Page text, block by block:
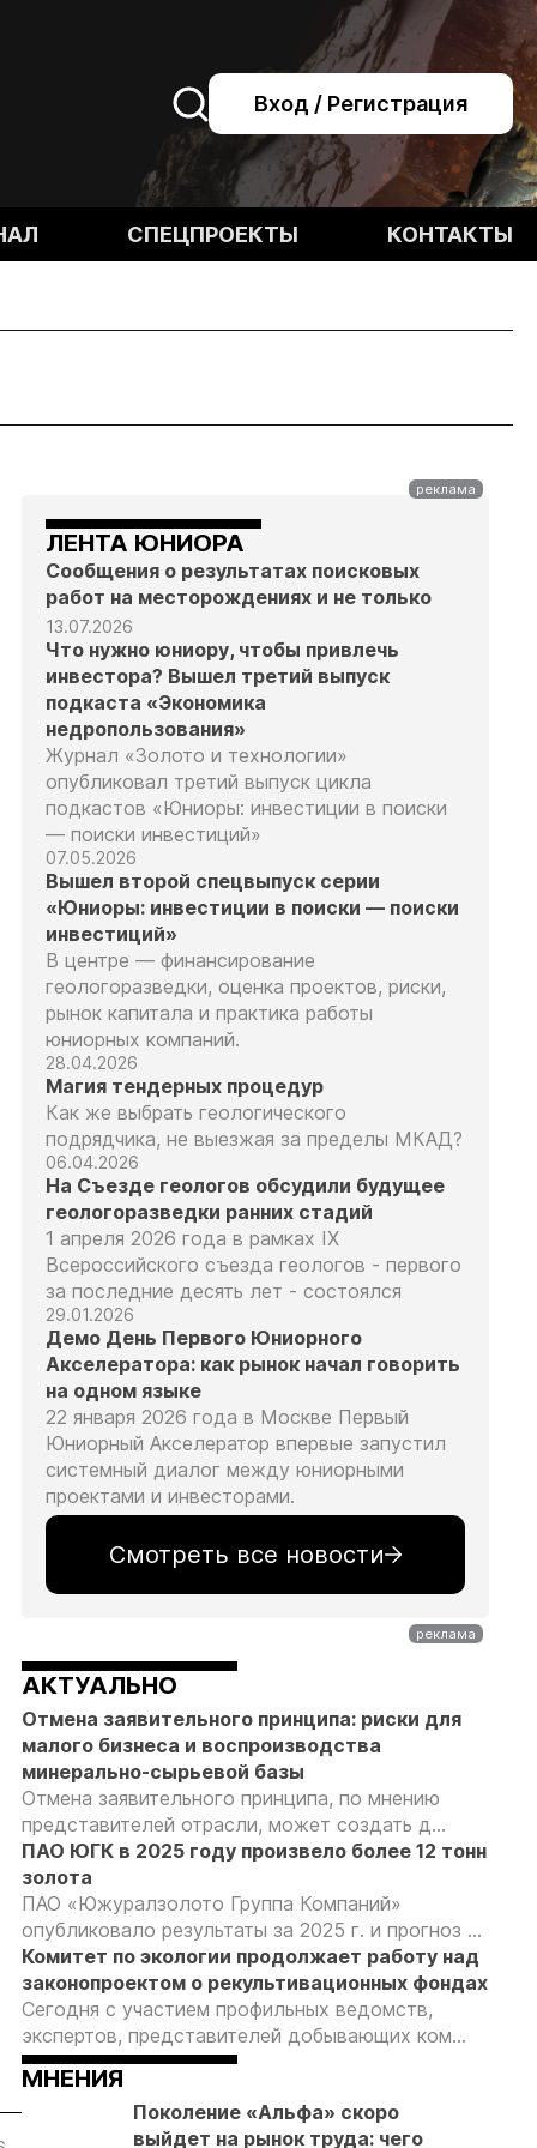
Вход / Регистрация
СПЕЦПРОЕКТЫ КОНТАКТЫ
ЛЕНТА ЮНИОРА
Сообщения о результатах поисковых
работ на месторождениях и не только
13.07.2026
Что нужно юниору, чтобы привлечь
инвестора? Вышел третий выпуск
подкаста «Экономика
недропользования»
Журнал «Золото и технологии»
опубликовал третий выпуск цикла
подкастов «Юниоры: инвестиции в поиски
— поиски инвестиций»
07.05.2026
Вышел второй спецвыпуск серии
«Юниоры: инвестиции в поиски — поиски
инвестиций»
В центре — финансирование
геологоразведки, оценка проектов, риски,
рынок капитала и практика работы
юниорных компаний.
28.04.2026
Магия тендерных процедур
Как же выбрать геологического
подрядчика, не выезжая за пределы МКАД?
06.04.2026
На Съезде геологов обсудили будущее
геологоразведки ранних стадий
1 апреля 2026 года в рамках IX
Всероссийского съезда геологов - первого
за последние десять лет - состоялся
29.01.2026
Демо День Первого Юниорного
Акселератора: как рынок начал говорить
на одном языке
22 января 2026 года в Москве Первый
Юниорный Акселератор впервые запустил
системный диалог между юниорными
проектами и инвесторами.
Смотреть все новости
АКТУАЛЬНО
Отмена заявительного принципа: риски для
малого бизнеса и воспроизводства
минерально-сырьевой базы
Отмена заявительного принципа, по мнению
представителей отрасли, может создать д...
ПАО ЮГК в 2025 году произвело более 12 тонн
золота
ПАО «Южуралзолото Группа Компаний»
опубликовало результаты за 2025 г. и прогноз ...
Комитет по экологии продолжает работу над
законопроектом о рекультивационных фондах
Сегодня с участием профильных ведомств,
экспертов, представителей добывающих ком...
МНЕНИЯ
Поколение «Альфа» скоро
выйдет на рынок труда: чего